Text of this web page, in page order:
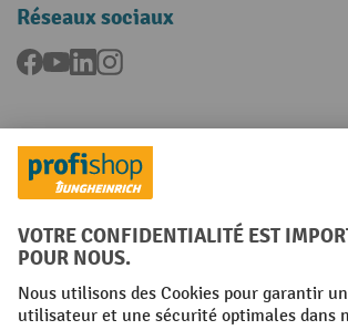
Réseaux sociaux
Facebook
YouTubeLinkedInInstagram
Langues
FR NL
Conditions générales Mentions légales